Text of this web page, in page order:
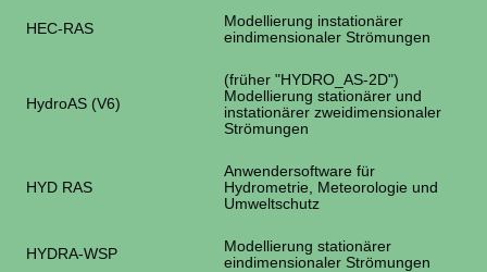
HEC-RAS
Modellierung instationärer
eindimensionaler Strömungen
HydroAS (V6)
(früher "HYDRO_AS-2D")
Modellierung stationärer und
instationärer zweidimensionaler
Strömungen
HYD RAS
Anwendersoftware für
Hydrometrie, Meteorologie und
Umweltschutz
HYDRA-WSP
Modellierung stationärer
eindimensionaler Strömungen